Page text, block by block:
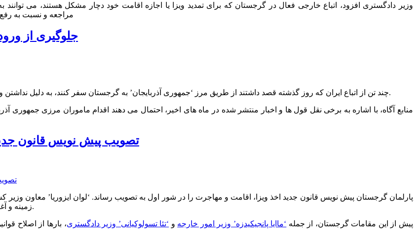
وزیر دادگستری افزود، اتباع خارجی فعال در گرجستان که برای تمدید ویزا یا اجازه اقامت خود دچار مشکل هستند، می
مراجعه و نسبت به
جلوگیری از
چند تن از اتباع ایران که روز گذشته قصد داشتند از طریق مرز ‘جمهوری آذربایجان’ به گرجستان سفر کنند، به دلیل نداشتن ویزای کشور مقصد، با ممانعت ‘ماموران آذری’ برای عبور از مرز مواجه شدند.
منابع آگاه، با اشاره به برخی نقل قول ها و اخبار منتشر شده در ماه های اخیر، احتمال می دهند اقدام ماموران مرزی جمهوری
تصویب پیش نویس قانون
پارلمان گرجستان پیش نویس قانون جدید اخذ ویزا، اقامت و مهاجرت را در شور اول به تصویب رساند. ‘لوان ایزوریا’ معاون وزیر
زمینه و آغازی برای قانونمند شدن ورود و خروج اتباع خارجی در گرجستان دانسته است.
پیش از این مقامات گرجستان، از جمله ‘ماایا پانجیکیدزه’ وزیر امور خارجه و ‘تئا تسولوکیانی’ وزیر دادگستری، بارها از اصلاح